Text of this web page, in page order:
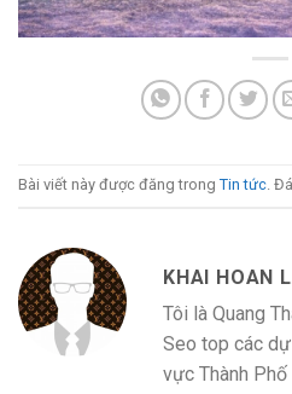
Bài viết này được đăng trong Tin tức.
KHAI HOAN
Tôi là Quang
Seo top các
vực Thành